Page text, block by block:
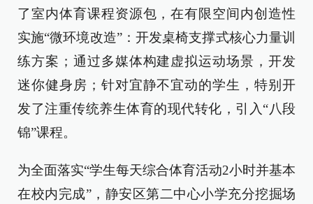
了室内体育课程资源包，在有限空间内创造性
实施“微环境改造”：开发桌椅支撑式核心力量训
练方案；通过多媒体构建虚拟运动场景，开发
迷你健身房；针对宜静不宜动的学生，特别开
发了注重传统养生体育的现代转化，引入“八段
锦”课程。
为全面落实“学生每天综合体育活动2小时并基本
在校内完成”，静安区第二中心小学充分挖掘场